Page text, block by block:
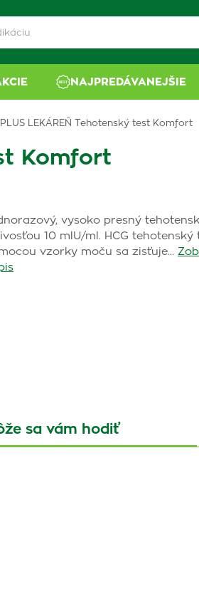
NAJPREDÁVANEJŠIE
PLUS LEKÁREŇ Tehotenský test Komfort
Komfort
vysoko presný
10 mlU/ml. HCG tehotenský
vzorky moču sa zisťuje…
sa vám hodiť